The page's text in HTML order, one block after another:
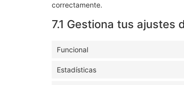
correctamente.
7.1 Gestiona tus ajustes
Funcional
Estadísticas